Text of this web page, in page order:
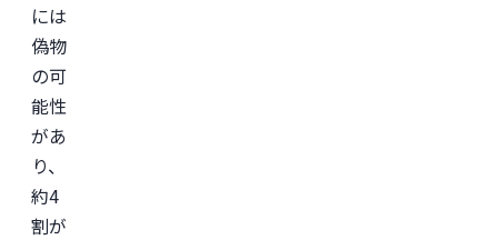
には
偽物
の可
能性
があ
り、
約4
割が